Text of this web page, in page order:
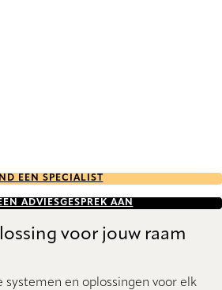
EEN SPECIALIST
ADVIESGESPREK AAN
voor jouw raam
systemen en oplossingen voor elk